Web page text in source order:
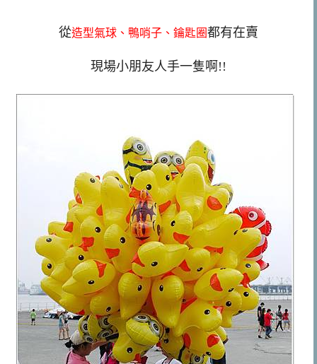
從造型氣球、鴨哨子、鑰匙圈都有在賣
現場小朋友人手一隻啊!!